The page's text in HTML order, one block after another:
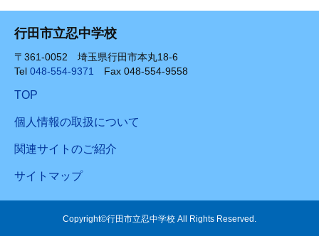
行田市立忍中学校
〒361-0052 埼玉県行田市本丸18-6
Tel 048-554-9371 Fax 048-554-9558
TOP
個人情報の取扱について
関連サイトのご紹介
サイトマップ
Copyright©行田市立忍中学校 All Rights Reserved.